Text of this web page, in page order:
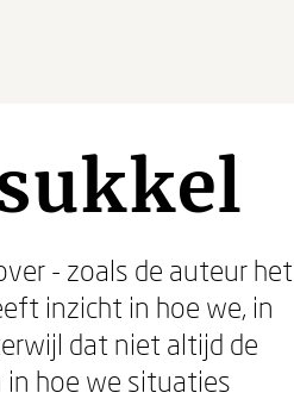
- zoals de auteur het
inzicht in hoe we, in
dat niet altijd de
hoe we situaties